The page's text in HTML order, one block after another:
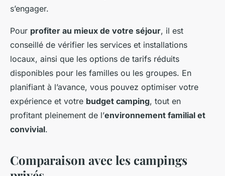
s’engager.
Pour profiter au mieux de votre séjour, il est
conseillé de vérifier les services et installations
locaux, ainsi que les options de tarifs réduits
disponibles pour les familles ou les groupes. En
planifiant à l’avance, vous pouvez optimiser votre
expérience et votre budget camping, tout en
profitant pleinement de l’environnement familial et
convivial.
Comparaison avec les campings